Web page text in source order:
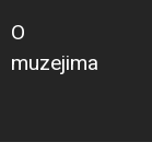
O
muzejima